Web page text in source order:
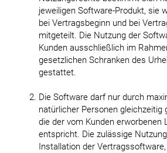
jeweiligen Software-Produkt, sie
bei Vertragsbeginn und bei
mitgeteilt. Die Nutzung der
Kunden ausschließlich im
gesetzlichen Schranken des
gestattet.
Die Software darf nur durch
natürlicher Personen gleichzeitig
die der vom Kunden erworbenen
entspricht. Die zulässige
Installation der